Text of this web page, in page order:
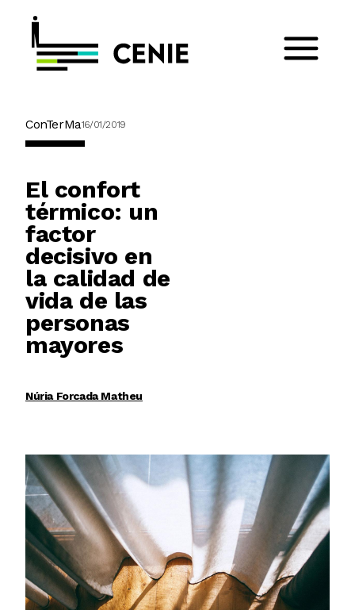
ConTerMa16/01/2019
El confort
térmico: un
factor
decisivo en
la calidad de
vida de las
personas
mayores
Núria Forcada Matheu